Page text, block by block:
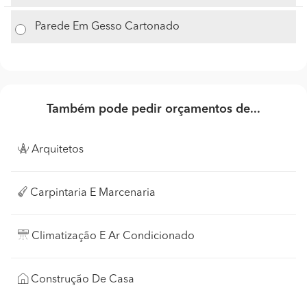
Parede Em Gesso Cartonado
Também pode pedir orçamentos de...
Arquitetos
Carpintaria E Marcenaria
Climatização E Ar Condicionado
Construção De Casa